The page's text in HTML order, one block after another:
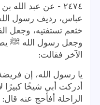
٢٤٧٤ - عن عبد الله
عباس، رديف رسول
خثعم تستفتيه، وجعل
وجعل رسول الله ﷺ
الآخر فقالت:
يا رسول الله، إن
أدركت أبي شيخًا
الراحلة أفأحج عنه قال: